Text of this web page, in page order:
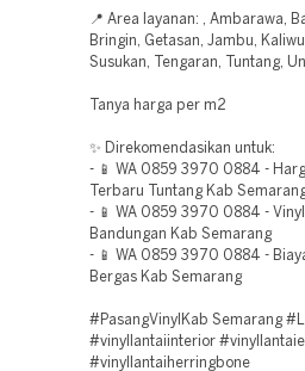
📍 Area layanan: , Ambarawa,
Bringin, Getasan, Jambu,
Susukan, Tengaran, Tuntang,
Tanya harga per m2
✨ Direkomendasikan untuk:
- 📱 WA 0859 3970 0884 -
Terbaru Tuntang Kab
- 📱 WA 0859 3970 0884 -
Bandungan Kab Semarang
- 📱 WA 0859 3970 0884 -
Bergas Kab Semarang
#PasangVinylKab Semarang
#vinyllantaiinterior
#vinyllantaiherringbone